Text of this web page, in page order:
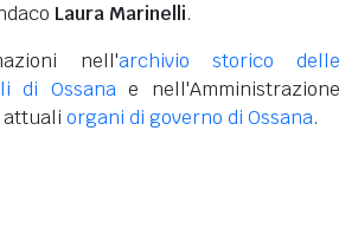
Laura Marinelli.
nell'archivio storico delle
di Ossanae nell'Amministrazione
attuali organi di governo di Ossana.